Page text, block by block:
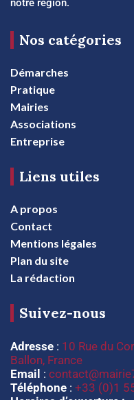
notre région.
Nos catégories
Démarches
Pratique
Mairies
Associations
Entreprise
Liens utiles
A propos
Contact
Mentions légales
Plan du site
La rédaction
Suivez-nous
Adresse : 10 Rue du
Ballon, France
Email :
Téléphone : +33 (0)1